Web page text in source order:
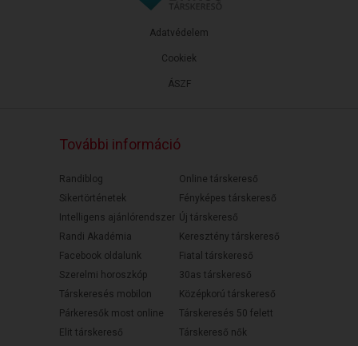
ÁSZF
Adatvédelem
Cookiek
További információ
Randiblog
Sikertörténetek
Intelligens ajánlórendszer
Randi Akadémia
Facebook oldalunk
Szerelmi horoszkóp
Társkeresés mobilon
Párkeresők most online
Elit társkereső
Online társkereső
Fényképes társkereső
Új társkereső
Keresztény társkereső
Fiatal társkereső
30as társkereső
Középkorú társkereső
Társkeresés 50 felett
Társkereső nők